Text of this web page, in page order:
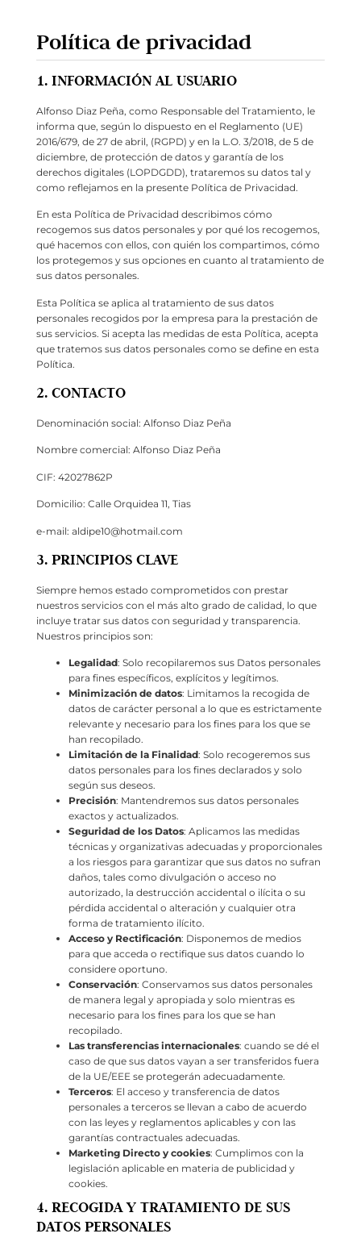
Política de privacidad
1. INFORMACIÓN AL USUARIO
Alfonso Diaz Peña, como Responsable del Tratamiento, le
informa que, según lo dispuesto en el Reglamento (UE)
2016/679, de 27 de abril, (RGPD) y en la L.O. 3/2018, de 5 de
diciembre, de protección de datos y garantía de los
derechos digitales (LOPDGDD), trataremos su datos tal y
como reflejamos en la presente Política de Privacidad.
En esta Política de Privacidad describimos cómo
recogemos sus datos personales y por qué los recogemos,
qué hacemos con ellos, con quién los compartimos, cómo
los protegemos y sus opciones en cuanto al tratamiento de
sus datos personales.
Esta Política se aplica al tratamiento de sus datos
personales recogidos por la empresa para la prestación de
sus servicios. Si acepta las medidas de esta Política, acepta
que tratemos sus datos personales como se define en esta
Política.
2. CONTACTO
Denominación social: Alfonso Diaz Peña
Nombre comercial: Alfonso Diaz Peña
CIF: 42027862P
Domicilio: Calle Orquidea 11, Tias
e-mail: aldipe10@hotmail.com
3. PRINCIPIOS CLAVE
Siempre hemos estado comprometidos con prestar
nuestros servicios con el más alto grado de calidad, lo que
incluye tratar sus datos con seguridad y transparencia.
Nuestros principios son:
Legalidad: Solo recopilaremos sus Datos personales
para fines específicos, explícitos y legítimos.
Minimización de datos: Limitamos la recogida de
datos de carácter personal a lo que es estrictamente
relevante y necesario para los fines para los que se
han recopilado.
Limitación de la Finalidad: Solo recogeremos sus
datos personales para los fines declarados y solo
según sus deseos.
Precisión: Mantendremos sus datos personales
exactos y actualizados.
Seguridad de los Datos: Aplicamos las medidas
técnicas y organizativas adecuadas y proporcionales
a los riesgos para garantizar que sus datos no sufran
daños, tales como divulgación o acceso no
autorizado, la destrucción accidental o ilícita o su
pérdida accidental o alteración y cualquier otra
forma de tratamiento ilícito.
Acceso y Rectificación: Disponemos de medios
para que acceda o rectifique sus datos cuando lo
considere oportuno.
Conservación: Conservamos sus datos personales
de manera legal y apropiada y solo mientras es
necesario para los fines para los que se han
recopilado.
Las transferencias internacionales: cuando se dé el
caso de que sus datos vayan a ser transferidos fuera
de la UE/EEE se protegerán adecuadamente.
Terceros: El acceso y transferencia de datos
personales a terceros se llevan a cabo de acuerdo
con las leyes y reglamentos aplicables y con las
garantías contractuales adecuadas.
Marketing Directo y cookies: Cumplimos con la
legislación aplicable en materia de publicidad y
cookies.
4. RECOGIDA Y TRATAMIENTO DE SUS
DATOS PERSONALES